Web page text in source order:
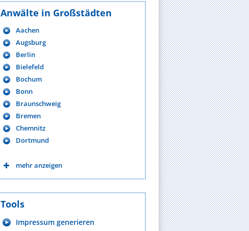
Anwälte in Großstädten
Aachen
Augsburg
Berlin
Bielefeld
Bochum
Bonn
Braunschweig
Bremen
Chemnitz
Dortmund
mehr anzeigen
Tools
Impressum generieren